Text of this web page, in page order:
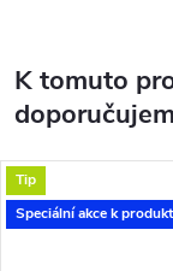
K tomuto
Tip
Speciální akce k